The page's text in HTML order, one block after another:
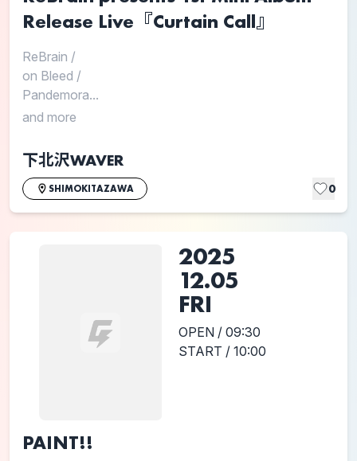
Release Live『Curtain Call』
ReBrain /
on Bleed /
Pandemora...
and more
下北沢WAVER
SHIMOKITAZAWA 0
2025
12.05
FRI
OPEN / 09:30
START / 10:00
PAINT!!